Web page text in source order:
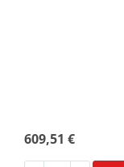
609,51 €